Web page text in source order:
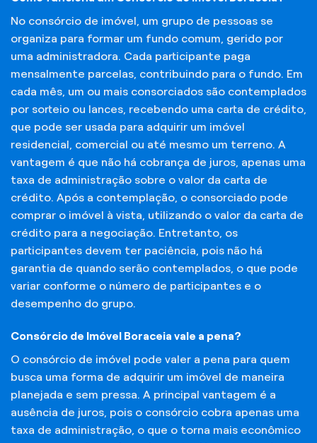
No consórcio de imóvel, um grupo de pessoas se
organiza para formar um fundo comum, gerido por
uma administradora. Cada participante paga
mensalmente parcelas, contribuindo para o fundo. Em
cada mês, um ou mais consorciados são contemplados
por sorteio ou lances, recebendo uma carta de crédito,
que pode ser usada para adquirir um imóvel
residencial, comercial ou até mesmo um terreno. A
vantagem é que não há cobrança de juros, apenas uma
taxa de administração sobre o valor da carta de
crédito. Após a contemplação, o consorciado pode
comprar o imóvel à vista, utilizando o valor da carta de
crédito para a negociação. Entretanto, os
participantes devem ter paciência, pois não há
garantia de quando serão contemplados, o que pode
variar conforme o número de participantes e o
desempenho do grupo.
Consórcio de Imóvel Boraceia vale a pena?
O consórcio de imóvel pode valer a pena para quem
busca uma forma de adquirir um imóvel de maneira
planejada e sem pressa. A principal vantagem é a
ausência de juros, pois o consórcio cobra apenas uma
taxa de administração, o que o torna mais econômico